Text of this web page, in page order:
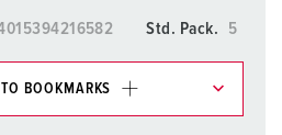
Std. Pack. 5
BOOKMARKS